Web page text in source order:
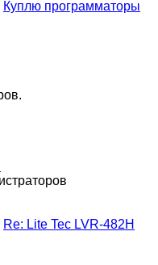
Куплю программаторы
Re: Lite Tec LVR-482H